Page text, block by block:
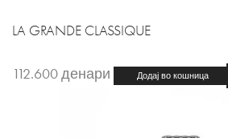
LA GRANDE CLASSIQUE
112.600денари Додај во кошница